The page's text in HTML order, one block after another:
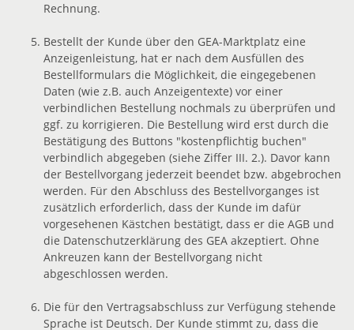
Rechnung.
Bestellt der Kunde über den GEA-Marktplatz eine
Anzeigenleistung, hat er nach dem Ausfüllen des
Bestellformulars die Möglichkeit, die eingegebenen
Daten (wie z.B. auch Anzeigentexte) vor einer
verbindlichen Bestellung nochmals zu überprüfen und
ggf. zu korrigieren. Die Bestellung wird erst durch die
Bestätigung des Buttons "kostenpflichtig buchen"
verbindlich abgegeben (siehe Ziffer III. 2.). Davor kann
der Bestellvorgang jederzeit beendet bzw. abgebrochen
werden. Für den Abschluss des Bestellvorganges ist
zusätzlich erforderlich, dass der Kunde im dafür
vorgesehenen Kästchen bestätigt, dass er die AGB und
die Datenschutzerklärung des GEA akzeptiert. Ohne
Ankreuzen kann der Bestellvorgang nicht
abgeschlossen werden.
Die für den Vertragsabschluss zur Verfügung stehende
Sprache ist Deutsch. Der Kunde stimmt zu, dass die